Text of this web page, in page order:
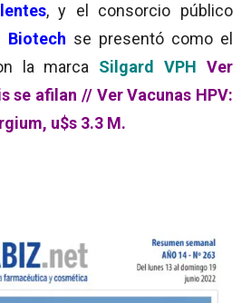
, y el consorcio público
Biotech se presentó como el
la marca Silgard VPH Ver
se afilan // Ver Vacunas HPV:
u$s 3.3 M.